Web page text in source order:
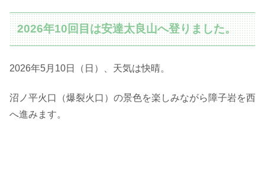
2026年10回目は安達太良山へ登りました。
2026年5月10日（日）、天気は快晴。
沼ノ平火口（爆裂火口）の景色を楽しみながら障子岩を西
へ進みます。